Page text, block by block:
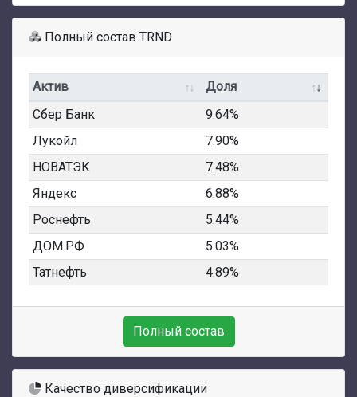
Полный состав TRND
Актив
Доля
Сбер Банк
9.64%
Лукойл
7.90%
НОВАТЭК
7.48%
Яндекс
6.88%
Роснефть
5.44%
ДОМ.РФ
5.03%
Татнефть
4.89%
Полный состав
Качество диверсификации